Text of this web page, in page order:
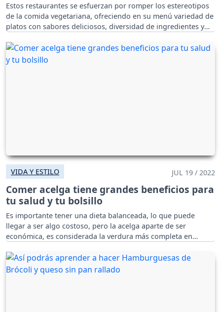
Estos restaurantes se esfuerzan por romper los estereotipos
de la comida vegetariana, ofreciendo en su menú variedad de
platos con sabores deliciosos, diversidad de ingredientes y
VIDA Y ESTILO JUL 19 / 2022
Comer acelga tiene grandes beneficios para
tu salud y tu bolsillo
Es importante tener una dieta balanceada, lo que puede
llegar a ser algo costoso, pero la acelga aparte de ser
económica, es considerada la verdura más completa en